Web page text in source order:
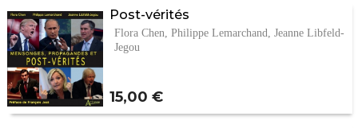
Post-vérités
Flora Chen, Philippe Lemarchand, Jeanne Libfeld-
Jegou
Prix
15,00 €